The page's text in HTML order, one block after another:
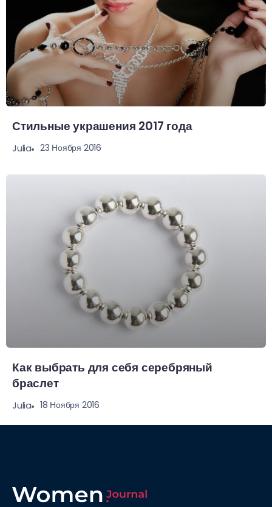
Стильные украшения 2017 года
Julia 23 Ноября 2016
Как выбрать для себя серебряный
браслет
Julia 18 Ноября 2016